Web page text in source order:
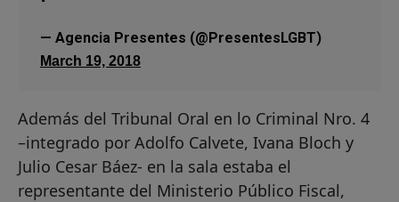
— Agencia Presentes (@PresentesLGBT)
March 19, 2018
Además del Tribunal Oral en lo Criminal Nro. 4
–integrado por Adolfo Calvete, Ivana Bloch y
Julio Cesar Báez- en la sala estaba el
representante del Ministerio Público Fiscal,